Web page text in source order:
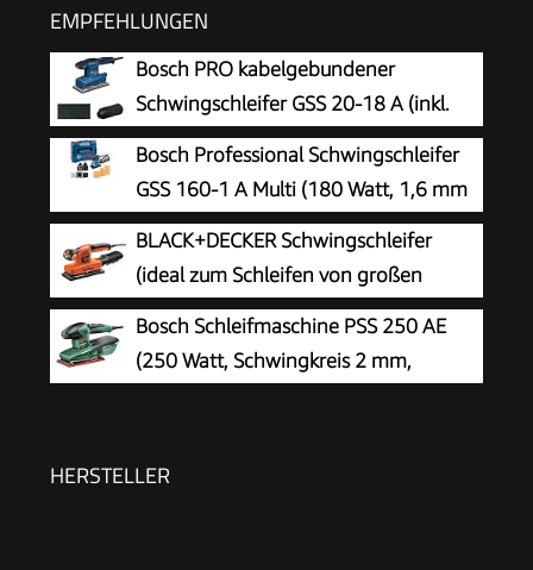
EMPFEHLUNGEN
Bosch PRO kabelgebundener
Schwingschleifer GSS 20-18 A (inkl.
Staubbeutel, Schleifplatte)
Bosch Professional Schwingschleifer
GSS 160-1 A Multi (180 Watt, 1,6 mm
Schwingkreis-Ø, in L-BOXX), Blau, 06012A2300
BLACK+DECKER Schwingschleifer
(ideal zum Schleifen von großen
Flächen, ergonomischer Softgriff,
integrierter Staubabsaugung, variable
Geschwindigkeit, inkl. 5x Schleifpapier & Koffer)
Bosch Schleifmaschine PSS 250 AE
(250 Watt, Schwingkreis 2 mm,
HERSTELLER